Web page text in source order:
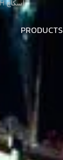
PRODUCTS
/ Pattern / Scotch اسکاچ